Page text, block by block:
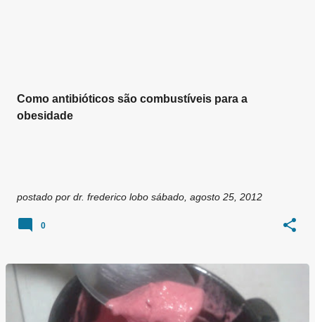
Como antibióticos são combustíveis para a
obesidade
postado por dr. frederico lobo sábado, agosto 25, 2012
0